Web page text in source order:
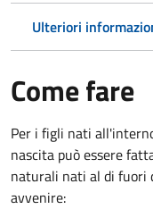
Ulteriori
Come fare
Per i figli nati
nascita può essere
naturali nati al di fuori
avvenire: